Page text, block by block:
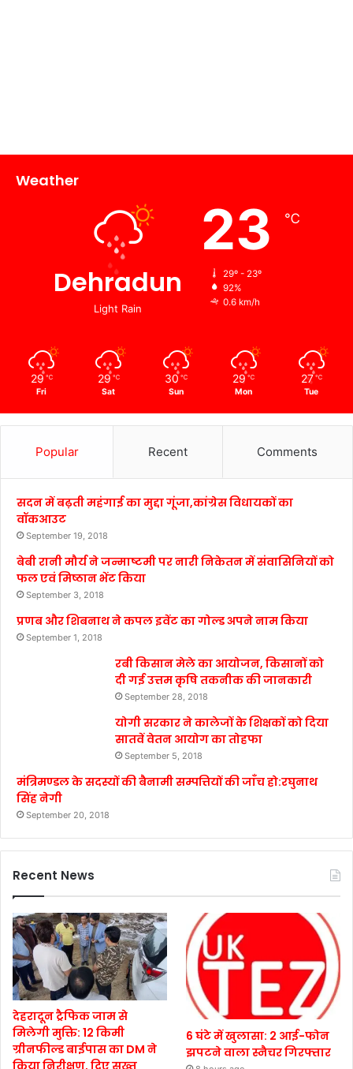
Weather
Dehradun
Light Rain
23 ℃
29º - 23º
92%
0.6 km/h
29 ℃
Fri
29 ℃
Sat
30 ℃
Sun
29 ℃
Mon
27 ℃
Tue
Popular Recent Comments
सदन में बढ़ती महंगाई का मुद्दा गूंजा,कांग्रेस विधायकों का
वॉकआउट
September 19, 2018
बेबी रानी मौर्य ने जन्माष्टमी पर नारी निकेतन में संवासिनियों को
फल एवं मिष्ठान भेंट किया
September 3, 2018
प्रणब और शिबनाथ ने कपल इवेंट का गोल्ड अपने नाम किया
September 1, 2018
रबी किसान मेले का आयोजन, किसानों को
दी गई उत्तम कृषि तकनीक की जानकारी
September 28, 2018
योगी सरकार ने कालेजों के शिक्षकों को दिया
सातवें वेतन आयोग का तोहफा
September 5, 2018
मंत्रिमण्डल के सदस्यों की बैनामी सम्पत्तियों की जाँच हो:रघुनाथ
सिंह नेगी
September 20, 2018
Recent News
देहरादून ट्रैफिक जाम से
मिलेगी मुक्ति: 12 किमी
ग्रीनफील्ड बाईपास का DM ने
किया निरीक्षण, दिए सख्त
6 घंटे में खुलासा: 2 आई-फोन
झपटने वाला स्नैचर गिरफ्तार